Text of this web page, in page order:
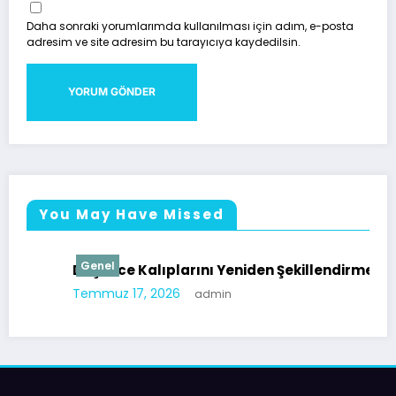
Daha sonraki yorumlarımda kullanılması için adım, e-posta
adresim ve site adresim bu tarayıcıya kaydedilsin.
You May Have Missed
Genel
Düşünce Kalıplarını Yeniden Şekillendirmek
Temmuz 17, 2026 admin